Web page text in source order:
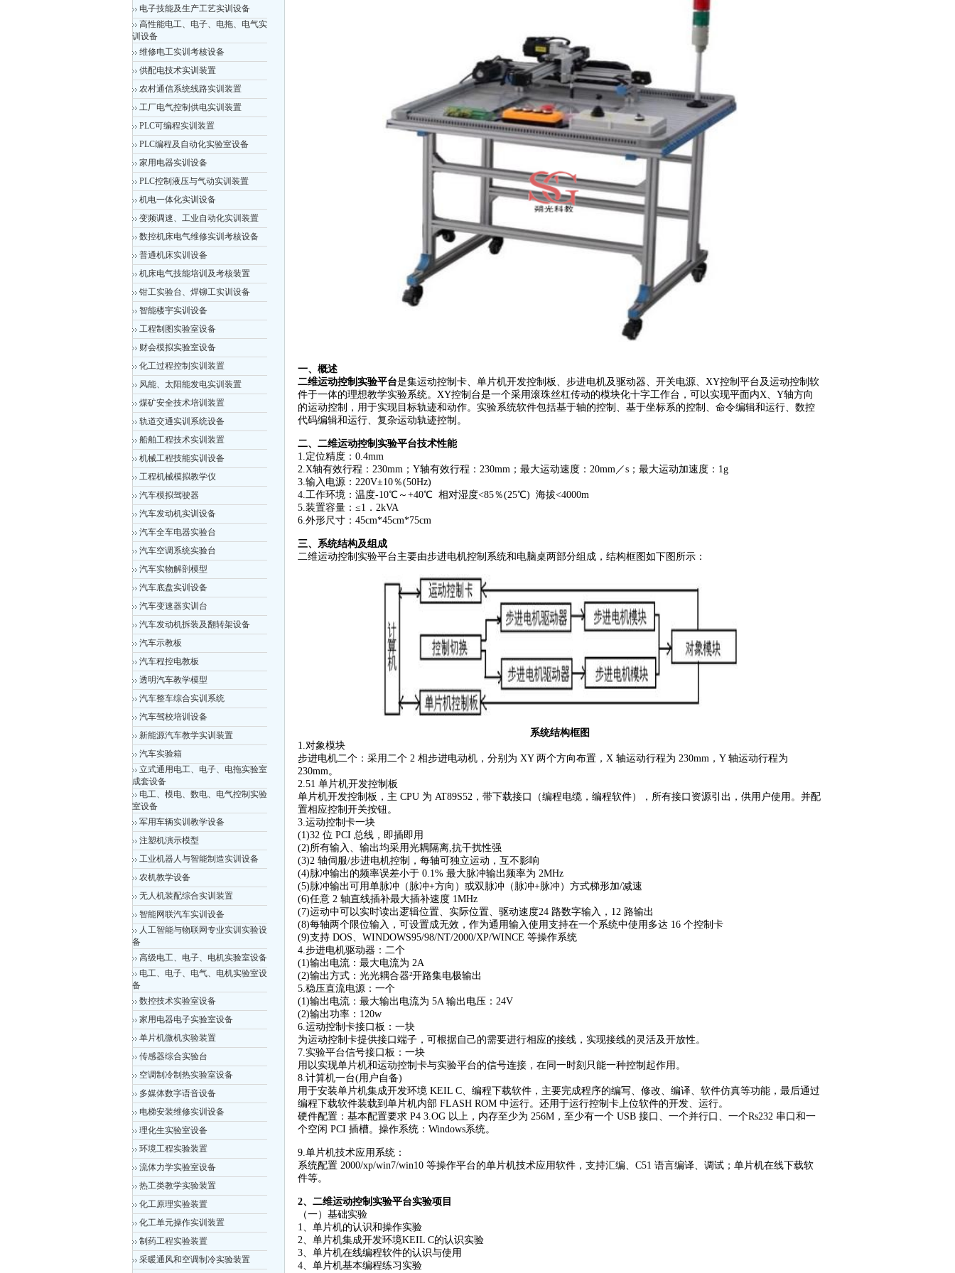
电子技能及生产工艺实训设备
高性能电工、电子、电拖、电气实
训设备
维修电工实训考核设备
供配电技术实训装置
农村通信系统线路实训装置
工厂电气控制供电实训装置
PLC可编程实训装置
PLC编程及自动化实验室设备
家用电器实训设备
PLC控制液压与气动实训装置
机电一体化实训设备
变频调速、工业自动化实训装置
数控机床电气维修实训考核设备
普通机床实训设备
机床电气技能培训及考核装置
钳工实验台、焊铆工实训设备
智能楼宇实训设备
工程制图实验室设备
财会模拟实验室设备
化工过程控制实训装置
风能、太阳能发电实训装置
煤矿安全技术培训装置
轨道交通实训系统设备
船舶工程技术实训装置
机械工程技能实训设备
工程机械模拟教学仪
汽车模拟驾驶器
汽车发动机实训设备
汽车全车电器实验台
汽车空调系统实验台
汽车实物解剖模型
汽车底盘实训设备
汽车变速器实训台
汽车发动机拆装及翻转架设备
汽车示教板
汽车程控电教板
透明汽车教学模型
汽车整车综合实训系统
汽车驾校培训设备
新能源汽车教学实训装置
汽车实验箱
立式通用电工、电子、电拖实验室
成套设备
电工、模电、数电、电气控制实验
室设备
军用车辆实训教学设备
注塑机演示模型
工业机器人与智能制造实训设备
农机教学设备
无人机装配综合实训装置
智能网联汽车实训设备
人工智能与物联网专业实训实验设
备
高级电工、电子、电机实验室设备
电工、电子、电气、电机实验室设
备
数控技术实验室设备
家用电器电子实验室设备
单片机微机实验装置
传感器综合实验台
空调制冷制热实验室设备
多媒体数字语音设备
电梯安装维修实训设备
理化生实验室设备
环境工程实验装置
流体力学实验室设备
热工类教学实验装置
化工原理实验装置
化工单元操作实训装置
制药工程实验装置
采暖通风和空调制冷实验装置
一、概述
二维运动控制实验平台是集运动控制卡、单片机开发控制板、步进电机及驱动器、开关电源、XY控制平台及运动控制软
件于一体的理想教学实验系统。XY控制台是一个采用滚珠丝杠传动的模块化十字工作台，可以实现平面内X、Y轴方向
的运动控制，用于实现目标轨迹和动作。实验系统软件包括基于轴的控制、基于坐标系的控制、命令编辑和运行、数控
代码编辑和运行、复杂运动轨迹控制。
二、二维运动控制实验平台技术性能
1.定位精度：0.4mm
2.X轴有效行程：230mm；Y轴有效行程：230mm；最大运动速度：20mm／s；最大运动加速度：1g
3.输入电源：220V±10％(50Hz)
4.工作环境：温度-10℃～+40℃ 相对湿度<85％(25℃) 海拔<4000m
5.装置容量：≤1．2kVA
6.外形尺寸：45cm*45cm*75cm
三、系统结构及组成
二维运动控制实验平台主要由步进电机控制系统和电脑桌两部分组成，结构框图如下图所示：
系统结构框图
1.对象模块
步进电机二个：采用二个 2 相步进电动机，分别为 XY 两个方向布置，X 轴运动行程为 230mm，Y 轴运动行程为
230mm。
2.51 单片机开发控制板
单片机开发控制板，主 CPU 为 AT89S52，带下载接口（编程电缆，编程软件），所有接口资源引出，供用户使用。并配
置相应控制开关按钮。
3.运动控制卡一块
(1)32 位 PCI 总线，即插即用
(2)所有输入、输出均采用光耦隔离,抗干扰性强
(3)2 轴伺服/步进电机控制，每轴可独立运动，互不影响
(4)脉冲输出的频率误差小于 0.1% 最大脉冲输出频率为 2MHz
(5)脉冲输出可用单脉冲（脉冲+方向）或双脉冲（脉冲+脉冲）方式梯形加/减速
(6)任意 2 轴直线插补最大插补速度 1MHz
(7)运动中可以实时读出逻辑位置、实际位置、驱动速度24 路数字输入，12 路输出
(8)每轴两个限位输入，可设置成无效，作为通用输入使用支持在一个系统中使用多达 16 个控制卡
(9)支持 DOS、WINDOWS95/98/NT/2000/XP/WINCE 等操作系统
4.步进电机驱动器：二个
(1)输出电流：最大电流为 2A
(2)输出方式：光光耦合器²开路集电极输出
5.稳压直流电源：一个
(1)输出电流：最大输出电流为 5A 输出电压：24V
(2)输出功率：120w
6.运动控制卡接口板：一块
为运动控制卡提供接口端子，可根据自己的需要进行相应的接线，实现接线的灵活及开放性。
7.实验平台信号接口板：一块
用以实现单片机和运动控制卡与实验平台的信号连接，在同一时刻只能一种控制起作用。
8.计算机一台(用户自备)
用于安装单片机集成开发环境 KEIL C、编程下载软件，主要完成程序的编写、修改、编译、软件仿真等功能，最后通过
编程下载软件装载到单片机内部 FLASH ROM 中运行。还用于运行控制卡上位软件的开发、运行。
硬件配置：基本配置要求 P4 3.OG 以上，内存至少为 256M，至少有一个 USB 接口、一个并行口、一个Rs232 串口和一
个空闲 PCI 插槽。操作系统：Windows系统。
9.单片机技术应用系统：
系统配置 2000/xp/win7/win10 等操作平台的单片机技术应用软件，支持汇编、C51 语言编译、调试；单片机在线下载软
件等。
2、二维运动控制实验平台实验项目
（一）基础实验
1、单片机的认识和操作实验
2、单片机集成开发环境KEIL C的认识实验
3、单片机在线编程软件的认识与使用
4、单片机基本编程练习实验